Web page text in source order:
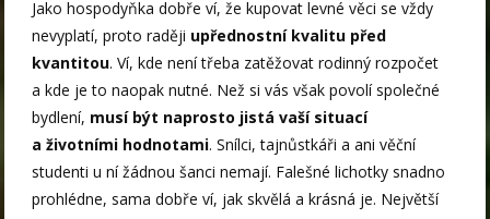
Jako hospodyňka dobře ví, že kupovat levné věci se vždy
nevyplatí, proto raději upřednostní kvalitu před
kvantitou. Ví, kde není třeba zatěžovat rodinný rozpočet
a kde je to naopak nutné. Než si vás však povolí společné
bydlení, musí být naprosto jistá vaší situací
a životními hodnotami. Snílci, tajnůstkáři a ani věční
studenti u ní žádnou šanci nemají. Falešné lichotky snadno
prohlédne, sama dobře ví, jak skvělá a krásná je. Největší